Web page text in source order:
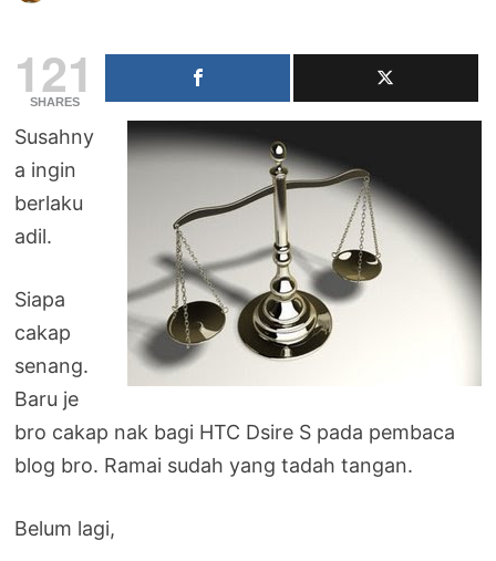
121
SHARES
Susahny
a ingin
berlaku
adil.
Siapa
cakap
senang.
Baru je
bro cakap nak bagi HTC Dsire S pada pembaca
blog bro. Ramai sudah yang tadah tangan.
Belum lagi,